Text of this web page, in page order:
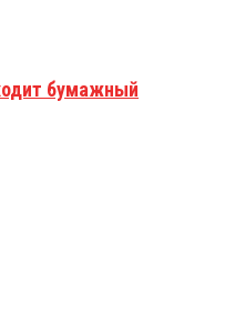
бумажный